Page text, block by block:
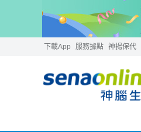
下載App 服務據點 神揚保代